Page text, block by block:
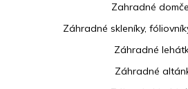
Zahradné
Záhradné skleníky,
Záhradné
Záhradné